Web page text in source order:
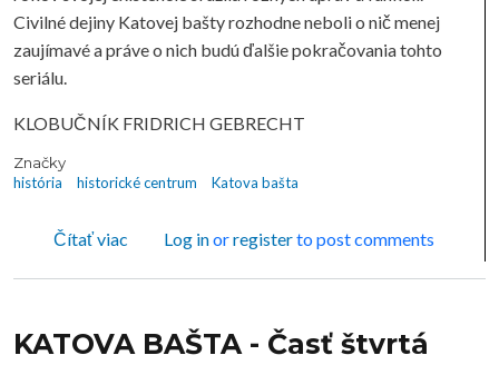
Civilné dejiny Katovej bašty rozhodne neboli o nič menej
zaujímavé a práve o nich budú ďalšie pokračovania tohto
seriálu.
KLOBUČNÍK FRIDRICH GEBRECHT
Značky
história
historické centrum Katova bašta
Čítať viaco KATOVA BAŠTA - Časť piata
Log inorregisterto post comments
KATOVA BAŠTA - Časť štvrtá